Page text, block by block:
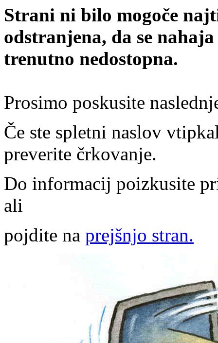
Strani ni bilo mogoče
odstranjena, da se
trenutno nedostopna.
Prosimo poskusite
Če ste spletni naslov
preverite črkovanje.
Do informacij poizkusite
ali
pojdite na prejšnjo stran.